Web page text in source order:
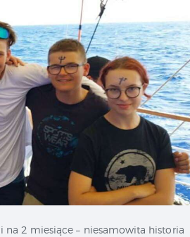
na 2 miesiące – niesamowita historia